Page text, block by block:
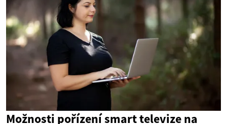
Možnosti pořízení smart televize na